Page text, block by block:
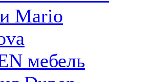
Mario
мебель